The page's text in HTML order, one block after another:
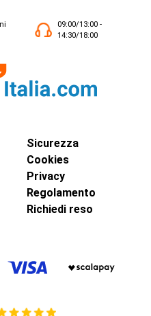
09:00/13:00 -
14:30/18:00
Sicurezza
Cookies
Privacy
Regolamento
Richiedi reso